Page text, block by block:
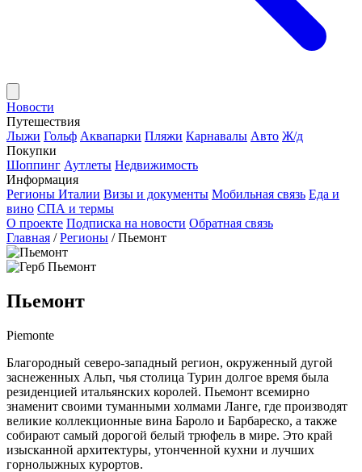
Новости
Путешествия
Лыжи Гольф Аквапарки Пляжи Карнавалы Авто Ж/д
Покупки
Шоппинг Аутлеты Недвижимость
Информация
Регионы Италии Визы и документы Мобильная связь Еда и
вино СПА и термы
О проекте Подписка на новости Обратная связь
Главная / Регионы / Пьемонт
Пьемонт
Piemonte
Благородный северо-западный регион, окруженный дугой
заснеженных Альп, чья столица Турин долгое время была
резиденцией итальянских королей. Пьемонт всемирно
знаменит своими туманными холмами Ланге, где производят
великие коллекционные вина Бароло и Барбареско, а также
собирают самый дорогой белый трюфель в мире. Это край
изысканной архитектуры, утонченной кухни и лучших
горнолыжных курортов.